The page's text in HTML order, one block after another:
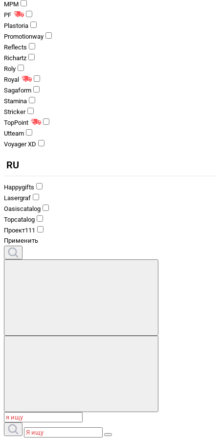
MPM
PF
Plastoria
Promotionway
Reflects
Richartz
Roly
Royal
Sagaform
Stamina
Stricker
TopPoint
Utteam
Voyager XD
RU
Happygifts
Lasergraf
Oasiscatalog
Topcatalog
Проект111
Применить